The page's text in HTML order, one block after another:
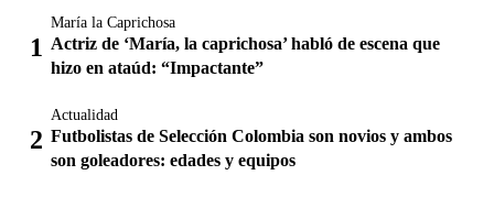
María la Caprichosa
Actriz de ‘María, la caprichosa’ habló de escena que
hizo en ataúd: “Impactante”
Actualidad
Futbolistas de Selección Colombia son novios y ambos
son goleadores: edades y equipos